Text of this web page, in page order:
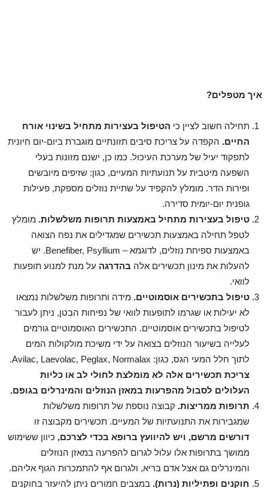
איך מטפלים?
תחילה חשוב לציין כי הטיפול בעצירות מתחיל בשינוי אורח
החיים. הקפדה על צריכת סיבים תזונתיים מוגברת ביום-יום חיונית
לתפקוד יעיל של מערכת העיכול. כמו כן, ישנם מזונות בעלי
השפעה מיטבית על תנועתיות המעיים, כגון: שזיפים מיובשים
ופירות הדר. מומלץ להקפיד על שתיית נוזלים מספקת, פעילות
גופנית יום-יומית סדירה.
טיפול בעצירות מתחיל באמצעות תרופות משלשלות. מומלץ
לטפל תחילה באמצעות תכשירים שמגדילים את נפח הצואה
באמצעות ספיחת נוזלים, לדוגמא – Benefiber, Psyllium. יש
להעלות את מינון תכשירים אלה בהדרגה על מנת למנוע תופעות
לוואי.
טיפול בתכשירים אוסמוטיים. מידה ותרופות משלשלות נמצאו
לא יעילות או שגרמו לתופעות לוואי של נפיחות הבטן, ניתן לעבור
לטיפול בתכשירים אוסמוטיים. התכשירים האוסמוטיים גורמים
לעלייה בשיעור הנוזלים בצואה על ידי משיכת מולקולות המים
לתוך חלל המעי הגס, כגון: Avilac, Laevolac, Peglax, Normalax.
צריכת תכשירים אלה לא מומלצת לחולי לב או כליות
העלולים לסבול מהפרעות במאזן הנוזלים והמינרלים בגופם.
תרופות ממריצות. קבוצה נוספת של תרופות משלשלות
שמגבירות את התנועתיות של המעיים. תכשירים מקבוצה זו
דורשים מרשם, ויש להיוועץ ברופא בכדי לצרכם, כיוון ששימוש
ממושך בתרופות אלו עלול לגרום להפרעה במאזן הנוזלים
והמינרלים גם אצל אדם בריא, ולגרום אף להתמכרות הגוף אליהם.
חוקנים ופתיליות (נרות). במצבים חמורים ניתן להיעזר בחוקנים